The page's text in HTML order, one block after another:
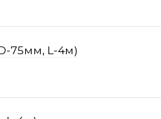
75мм, L-4м)